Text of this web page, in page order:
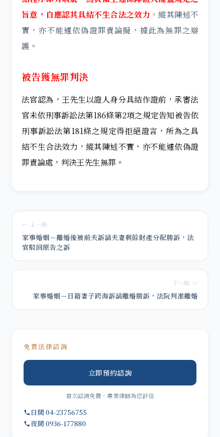
旨意，自應認其具結不生合法之效力 ，縱其陳述不
實，亦不能遽依偽證罪責論擬，據此為無罪之辯
護。
被告獲無罪判決
法官認為，王先生以證人身分具結作證前，承審法
官未依刑事訴訟法第186條第2項之規定告知被告依
刑事訴訟法第181條之規定得拒絕證言，所為之具
結不生合法效力，縱其陳述不實，亦不能遽依偽證
罪責論處，判決王先生無罪。
← 上一則
家事婚姻－離婚後被前夫訴請夫妻剩餘財產分配勝訴，法
官駁回原告之訴
下一則 →
家事婚姻－日籍妻子跨海訴請離婚勝訴，法院判准離婚
免費法律諮詢
立即預約諮詢
首次諮詢免費，專業律師為您評估
日間 04-23756755
夜間 0936-177880